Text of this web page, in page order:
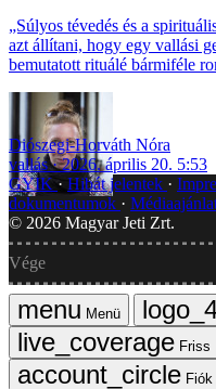
„Súlyos tévedés és a
azt állítani, hogy egy vallási
bemutatott rituálé bármiféle
Diószegi-Horváth Nóra
vallás
2026. április 20. 5:53
GYIK Hibát jelentek
dokumentumok
© 2026 Magyar Jeti Zrt.
Vége
Menü
Friss
Fiók